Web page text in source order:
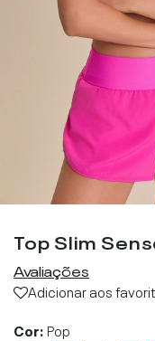
Top Slim
Avaliações
Adicionar aos
Cor:Pop